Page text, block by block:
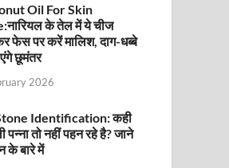
Oil For Skin
के तेल में ये चीज
फेस पर करें मालिश, दाग-धब्बे
छूमंतर
2026
Identification: कही
तो नहीं पहन रहे है? जाने
के बारे में